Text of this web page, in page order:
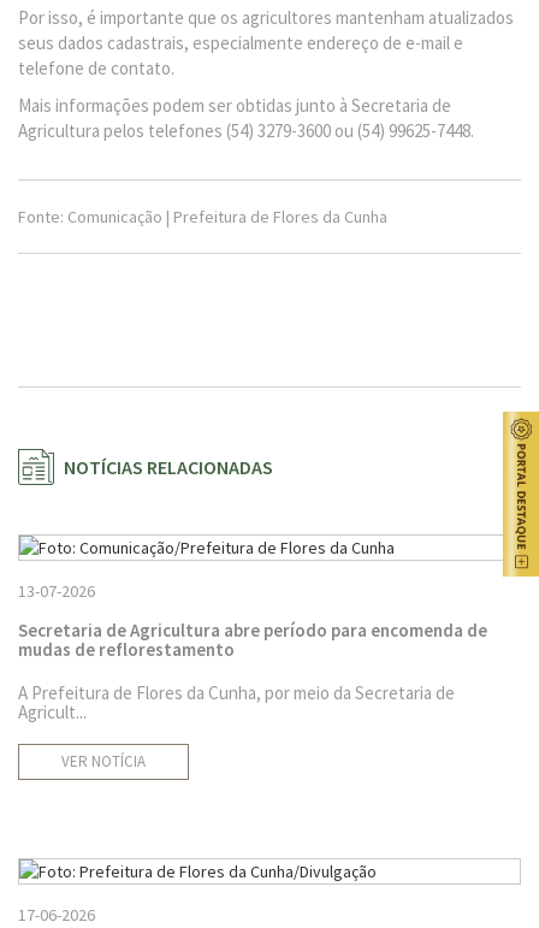
Por isso, é importante que os agricultores mantenham atualizados
seus dados cadastrais, especialmente endereço de e-mail e
telefone de contato.
Mais informações podem ser obtidas junto à Secretaria de
Agricultura pelos telefones (54) 3279-3600 ou (54) 99625-7448.
Fonte: Comunicação | Prefeitura de Flores da Cunha
NOTÍCIAS RELACIONADAS
13-07-2026
Secretaria de Agricultura abre período para encomenda de
mudas de reflorestamento
A Prefeitura de Flores da Cunha, por meio da Secretaria de
Agricult...
VER NOTÍCIA
17-06-2026